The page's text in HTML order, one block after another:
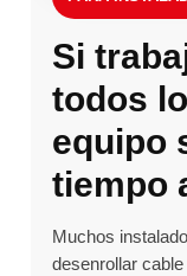
Si
todos
equipo
tiempo
Muchos
desenrollar